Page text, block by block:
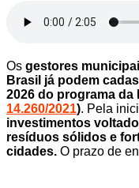
Os gestores
Brasil já podem
2026 do programa da
14.260/2021). Pela
investimentos
resíduos sólidos e
cidades. O prazo de